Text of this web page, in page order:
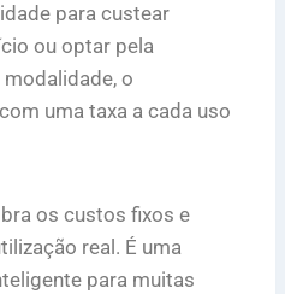
para custear
ou optar pela
modalidade, o
uma taxa a cada uso
os custos fixos e
real. É uma
para muitas